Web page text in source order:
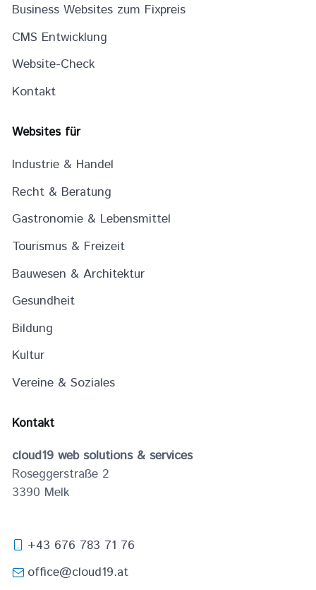
Business Websites zum Fixpreis
CMS Entwicklung
Website-Check
Kontakt
Websites für
Industrie & Handel
Recht & Beratung
Gastronomie & Lebensmittel
Tourismus & Freizeit
Bauwesen & Architektur
Gesundheit
Bildung
Kultur
Vereine & Soziales
Kontakt
cloud19 web solutions & services
Roseggerstraße 2
3390 Melk
+43 676 783 71 76
office@cloud19.at